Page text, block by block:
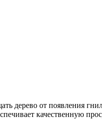
дерево от появления
качественную